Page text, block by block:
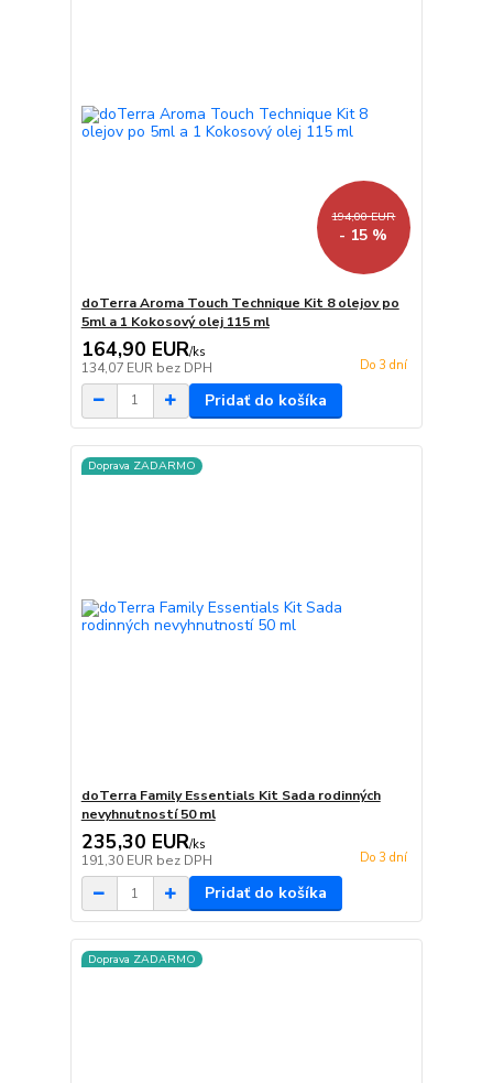
194,00 EUR
- 15 %
doTerra Aroma Touch Technique Kit 8 olejov po
5ml a 1 Kokosový olej 115 ml
164,90 EUR/ks
134,07 EUR bez DPH Do 3 dní
Pridať do košíka
Doprava ZADARMO
doTerra Family Essentials Kit Sada rodinných
nevyhnutností 50 ml
235,30 EUR/ks
191,30 EUR bez DPH Do 3 dní
Pridať do košíka
Doprava ZADARMO